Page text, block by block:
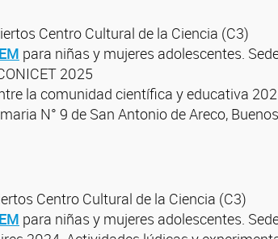
Centro Cultural de la Ciencia (C3)
para niñas y mujeres adolescentes.
2025
la comunidad científica y educativa
N° 9 de San Antonio de Areco,
Centro Cultural de la Ciencia (C3)
para niñas y mujeres adolescentes.